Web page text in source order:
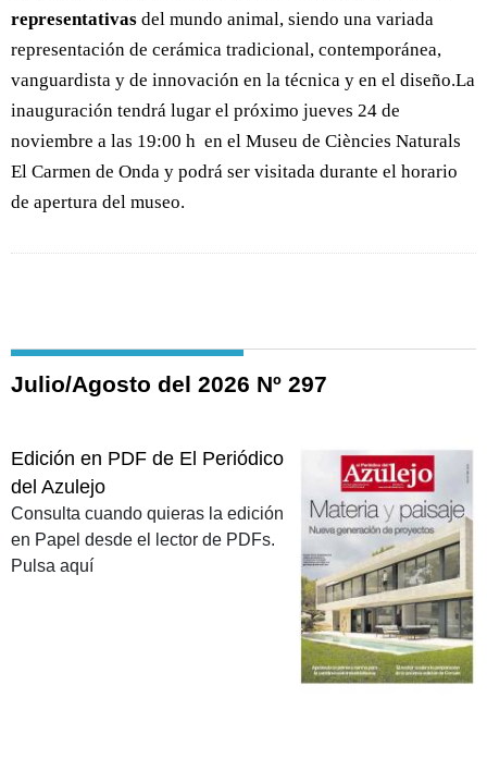
representativas del mundo animal, siendo una variada
representación de cerámica tradicional, contemporánea,
vanguardista y de innovación en la técnica y en el diseño.La
inauguración tendrá lugar el próximo jueves 24 de
noviembre a las 19:00 h en el Museu de Ciències Naturals
El Carmen de Onda y podrá ser visitada durante el horario
de apertura del museo.
Julio/Agosto del 2026 Nº 297
Edición en PDF de El Periódico
del Azulejo
Consulta cuando quieras la edición
en Papel desde el lector de PDFs.
Pulsa aquí